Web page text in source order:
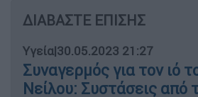
ΔΙΑΒΑΣΤΕ ΕΠΙΣΗΣ
Υγεία|30.05.2023 21:27
Συναγερμός για τον ιό
Νείλου: Συστάσεις από